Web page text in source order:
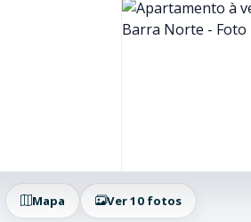
Mapa Ver 10 fotos